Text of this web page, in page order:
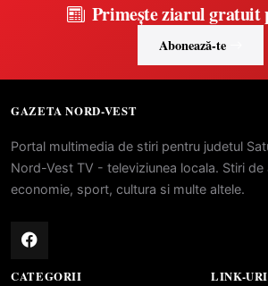
Primește ziarul gratuit
Abonează-te
GAZETA NORD-VEST
Portal multimedia de stiri pentru judetul
Nord-Vest TV - televiziunea locala. Stiri
economie, sport, cultura si multe altele.
CATEGORII LINK-